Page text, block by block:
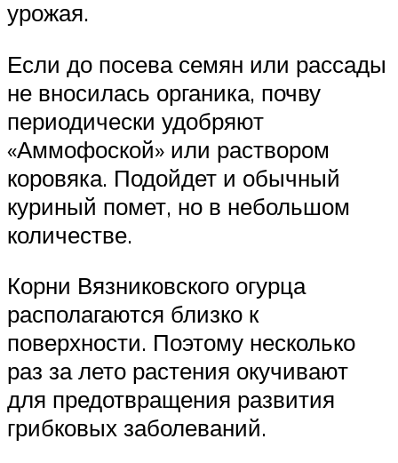
урожая.
Если до посева семян или рассады
не вносилась органика, почву
периодически удобряют
«Аммофоской» или раствором
коровяка. Подойдет и обычный
куриный помет, но в небольшом
количестве.
Корни Вязниковского огурца
располагаются близко к
поверхности. Поэтому несколько
раз за лето растения окучивают
для предотвращения развития
грибковых заболеваний.